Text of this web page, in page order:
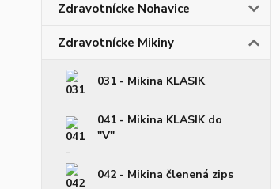
Zdravotnícke Nohavice
Zdravotnícke Mikiny
031 - Mikina KLASIK
041 - Mikina KLASIK do
"V"
042 - Mikina členená zips